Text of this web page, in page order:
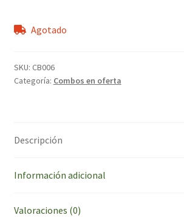
Agotado
SKU: CB006
Categoría: Combos en oferta
Descripción
Información adicional
Valoraciones (0)